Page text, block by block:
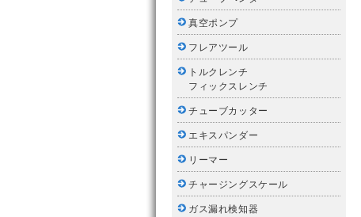
真空ポンプ
フレアツール
トルクレンチ
フィックスレンチ
チューブカッター
エキスパンダー
リーマー
チャージングスケール
ガス漏れ検知器